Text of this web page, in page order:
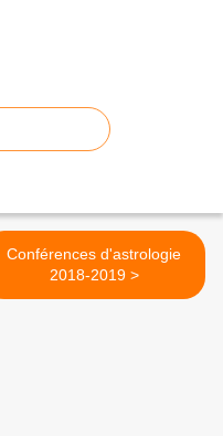
Conférences d'astrologie
2018-2019 >